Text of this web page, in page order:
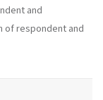
and
of respondent and